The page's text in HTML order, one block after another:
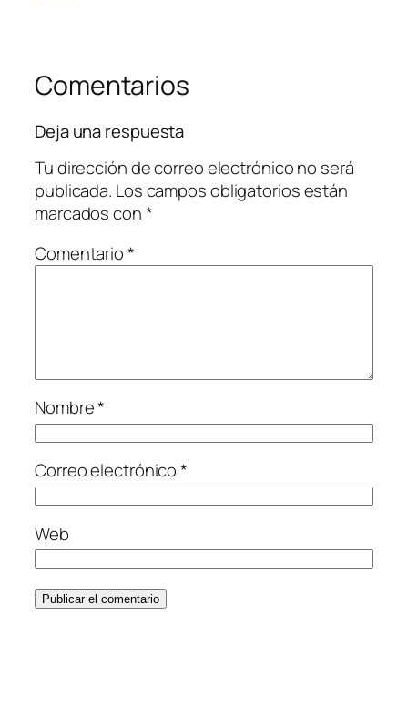
Comentarios
Deja una respuesta
Tu dirección de correo electrónico no será
publicada. Los campos obligatorios están
marcados con*
Comentario*
Nombre*
Correo electrónico*
Web